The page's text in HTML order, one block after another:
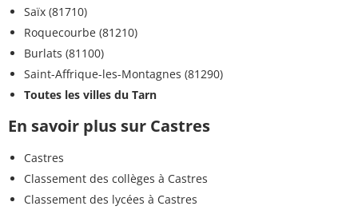
Saïx (81710)
Roquecourbe (81210)
Burlats (81100)
Saint-Affrique-les-Montagnes (81290)
Toutes les villes du Tarn
En savoir plus sur Castres
Castres
Classement des collèges à Castres
Classement des lycées à Castres